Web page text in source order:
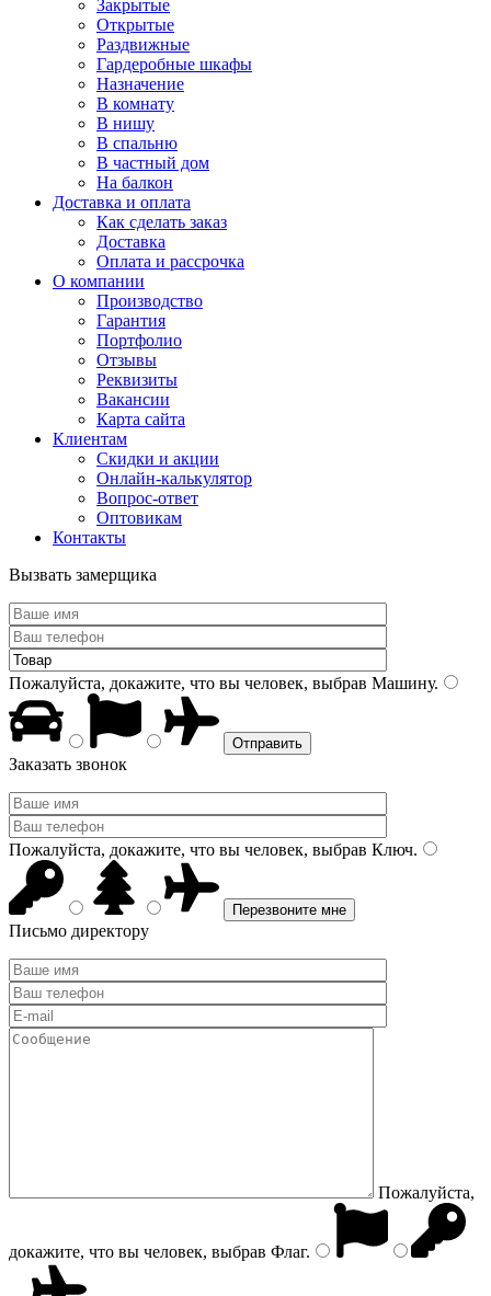
Закрытые
Открытые
Раздвижные
Гардеробные шкафы
Назначение
В комнату
В нишу
В спальню
В частный дом
На балкон
Доставка и оплата
Как сделать заказ
Доставка
Оплата и рассрочка
О компании
Производство
Гарантия
Портфолио
Отзывы
Реквизиты
Вакансии
Карта сайта
Клиентам
Скидки и акции
Онлайн-калькулятор
Вопрос-ответ
Оптовикам
Контакты
Вызвать замерщика
Пожалуйста, докажите, что вы человек, выбрав Машину.
Заказать звонок
Пожалуйста, докажите, что вы человек, выбрав Ключ.
Письмо директору
Пожалуйста,
докажите, что вы человек, выбрав Флаг.